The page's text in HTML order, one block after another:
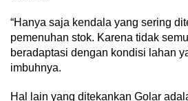
“Hanya saja kendala yang sering
pemenuhan stok. Karena tidak
beradaptasi dengan kondisi lahan
imbuhnya.
Hal lain yang ditekankan Golar